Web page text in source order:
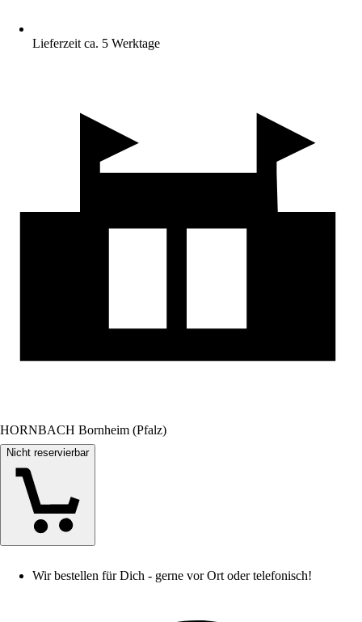
Lieferzeit ca. 5 Werktage
HORNBACH Bornheim (Pfalz)
Nicht reservierbar
Wir bestellen für Dich - gerne vor Ort oder telefonisch!